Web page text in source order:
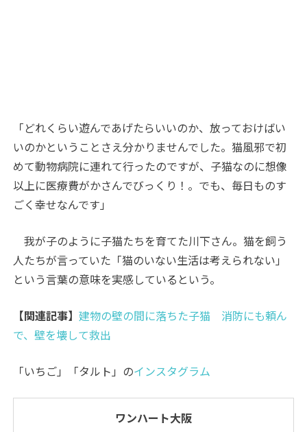
「どれくらい遊んであげたらいいのか、放っておけばい
いのかということさえ分かりませんでした。猫風邪で初
めて動物病院に連れて行ったのですが、子猫なのに想像
以上に医療費がかさんでびっくり！。でも、毎日ものす
ごく幸せなんです」
我が子のように子猫たちを育てた川下さん。猫を飼う
人たちが言っていた「猫のいない生活は考えられない」
という言葉の意味を実感しているという。
【関連記事】建物の壁の間に落ちた子猫 消防にも頼ん
で、壁を壊して救出
「いちご」「タルト」のインスタグラム
ワンハート大阪